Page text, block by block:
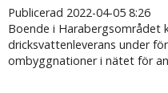
Publicerad 2022-04-05 8:26
Boende i Harabergsområdet
dricksvattenleverans under
ombyggnationer i nätet för